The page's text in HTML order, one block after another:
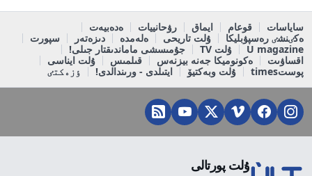
ساياسات قوعام ايماق رۋحانييات
ەدەبيەت
ەكٸنشٸ رەسپۋبليكا
ۇلت تاريحى ەلەمدە دىزەتەر
سپورت
U magazine
ۇلت TV
جۇمىسشى ماماندىقتار جىلى!
اقساۋىت
ەكونوميكا جەنە بيزنەس قىلمىس
ۇلت ايناسى
پوستtimes
ۇلت وبەكتيۆ ايتىلدى - ورىندالدى! ٶزەكتٸ
ۇلت پورتالى